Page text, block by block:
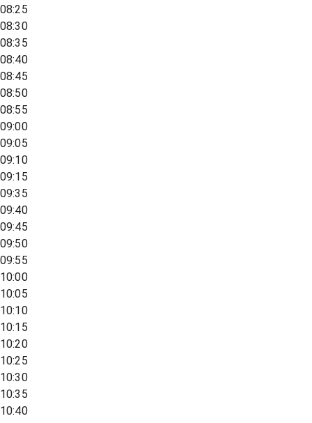
08:25
08:30
08:35
08:40
08:45
08:50
08:55
09:00
09:05
09:10
09:15
09:35
09:40
09:45
09:50
09:55
10:00
10:05
10:10
10:15
10:20
10:25
10:30
10:35
10:40